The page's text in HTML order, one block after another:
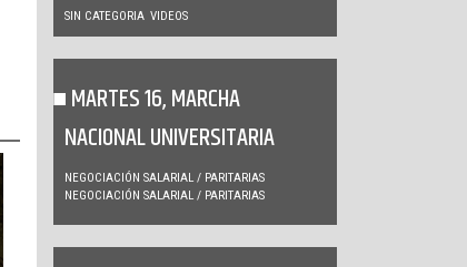
SIN CATEGORIA VIDEOS
MARTES 16, MARCHA
NACIONAL UNIVERSITARIA
NEGOCIACIÓN SALARIAL / PARITARIAS
NEGOCIACIÓN SALARIAL / PARITARIAS